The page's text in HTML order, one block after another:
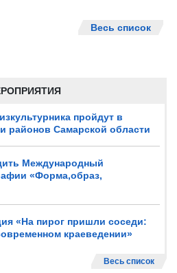
пройдут в
районов Самарской области
Международный
«Форма,образ,
«На пирог пришли соседи:
краеведении»
Весь список
Весь список